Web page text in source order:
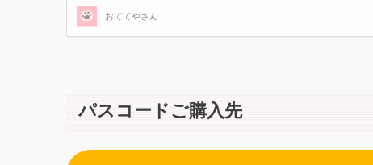
パスコードご購入先